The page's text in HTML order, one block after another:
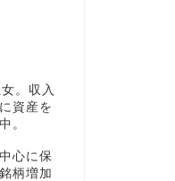
。収入
資産を
。
心に保
柄増加